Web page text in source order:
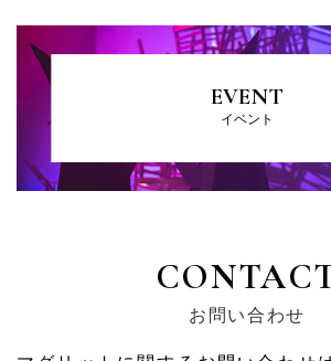
EVENT
イベント
お問い合わせ